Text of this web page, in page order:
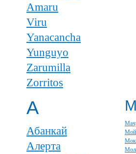
Amaru
Viru
Yanacancha
Yunguyo
Zarumilla
Zorritos
А
Абанкай
Алерта